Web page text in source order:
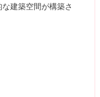
建築空間が構築さ